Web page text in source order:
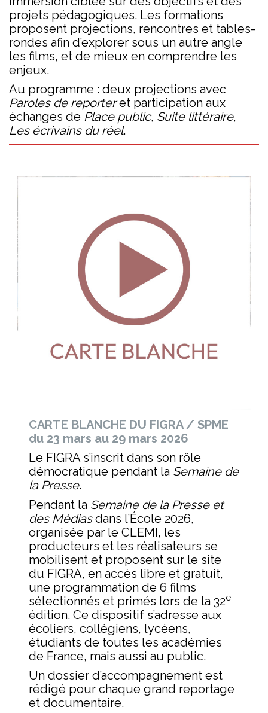
projets pédagogiques. Les formations
proposent projections, rencontres et tables-
rondes afin d’explorer sous un autre angle
les films, et de mieux en comprendre les
enjeux.
Au programme : deux projections avec
Paroles de reporteret participation aux
échanges de Place public, Suite littéraire,
Les écrivains du réel.
CARTE BLANCHE DU FIGRA / SPME
du 23 mars au 29 mars 2026
Le FIGRA s’inscrit dans son rôle
démocratique pendant la Semaine de
la Presse.
Pendant la Semaine de la Presse et
des Médiasdans l’École 2026,
organisée par le CLEMI, les
producteurs et les réalisateurs se
mobilisent et proposent sur le site
du FIGRA, en accès libre et gratuit,
une programmation de 6 films
sélectionnés et primés lors de la 32e
édition. Ce dispositif s’adresse aux
écoliers, collégiens, lycéens,
étudiants de toutes les académies
de France, mais aussi au public.
Un dossier d’accompagnement est
rédigé pour chaque grand reportage
et documentaire.